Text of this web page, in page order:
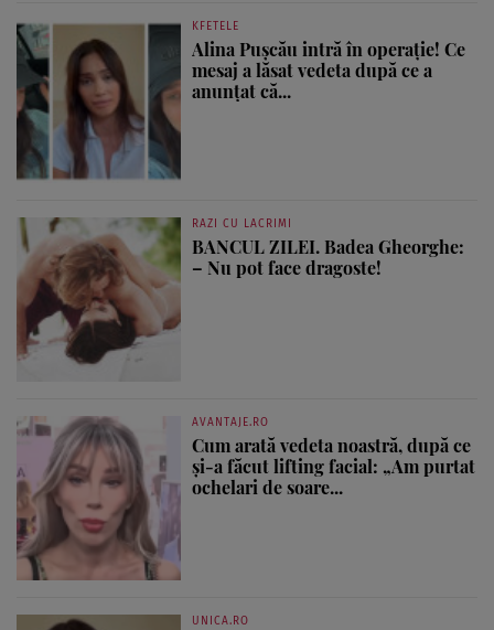
KFETELE
Alina Pușcău intră în operație! Ce
mesaj a lăsat vedeta după ce a
anunțat că...
RAZI CU LACRIMI
BANCUL ZILEI. Badea Gheorghe:
– Nu pot face dragoste!
AVANTAJE.RO
Cum arată vedeta noastră, după ce
și-a făcut lifting facial: „Am purtat
ochelari de soare...
UNICA.RO